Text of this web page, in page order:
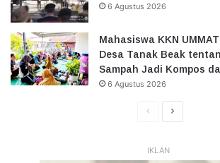
6 Agustus 2026
Mahasiswa KKN
Desa Tanak Beak
Sampah Jadi Kompos
6 Agustus 2026
HalamanHalaman
IKLAN